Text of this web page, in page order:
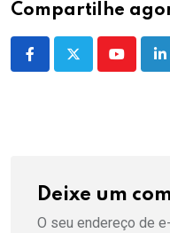
Compartilhe
Youtube
Deixe um
O seu endereço de